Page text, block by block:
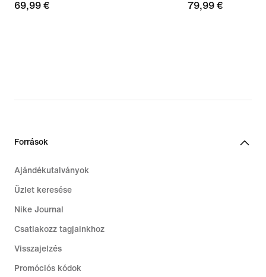
69,99
69,99 €
79,99
79,99 €
Források
Ajándékutalványok
Üzlet keresése
Nike Journal
Csatlakozz tagjainkhoz
Visszajelzés
Promóciós kódok